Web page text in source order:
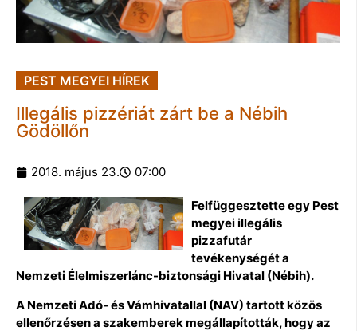
PEST MEGYEI HÍREK
Illegális pizzériát zárt be a Nébih
Gödöllőn
2018. május 23. 07:00
Felfüggesztette egy Pest
megyei illegális
pizzafutár
tevékenységét a
Nemzeti Élelmiszerlánc-biztonsági Hivatal (Nébih).
A Nemzeti Adó- és Vámhivatallal (NAV) tartott közös
ellenőrzésen a szakemberek megállapították, hogy az